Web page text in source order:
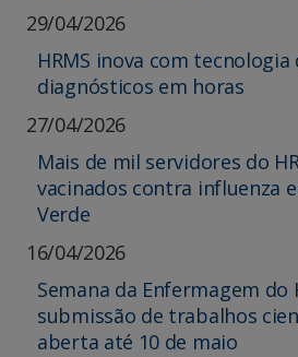
29/04/2026
HRMS inova com
diagnósticos em horas
27/04/2026
Mais de mil servidores do
vacinados contra influenza
Verde
16/04/2026
Semana da Enfermagem do
submissão de trabalhos
aberta até 10 de maio